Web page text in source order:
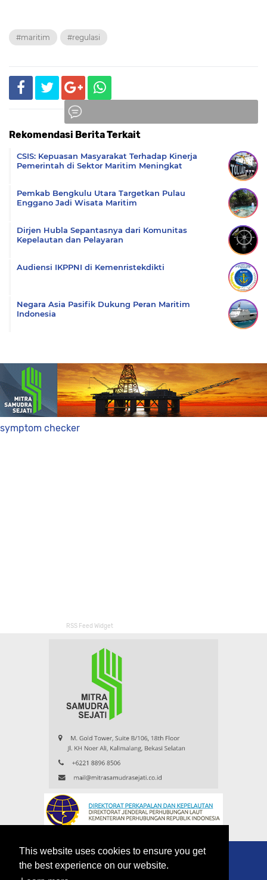
This website uses cookies to ensure you get
the best experience on our website.
#maritim #regulasi
Rekomendasi Berita Terkait
CSIS: Kepuasan Masyarakat Terhadap Kinerja
Pemerintah di Sektor Maritim Meningkat
Pemkab Bengkulu Utara Targetkan Pulau
Enggano Jadi Wisata Maritim
Dirjen Hubla Sepantasnya dari Komunitas
Kepelautan dan Pelayaran
Audiensi IKPPNI di Kemenristekdikti
Negara Asia Pasifik Dukung Peran Maritim
Indonesia
symptom checker
RSS Feed Widget